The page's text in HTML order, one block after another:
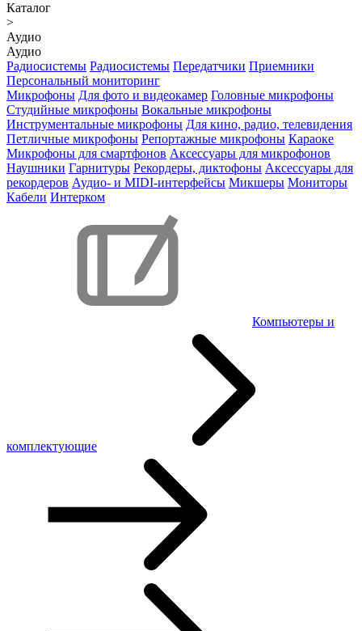
Каталог
>
Аудио
Аудио
Радиосистемы Радиосистемы Передатчики Приемники
Персональный мониторинг
Микрофоны Для фото и видеокамер Головные микрофоны
Студийные микрофоны Вокальные микрофоны
Инструментальные микрофоны Для кино, радио, телевидения
Петличные микрофоны Репортажные микрофоны Караоке
Микрофоны для смартфонов Аксессуары для микрофонов
Наушники Гарнитуры Рекордеры, диктофоны Аксессуары для
рекордеров Аудио- и MIDI-интерфейсы Микшеры Мониторы
Кабели Интерком
Компьютеры и
комплектующие